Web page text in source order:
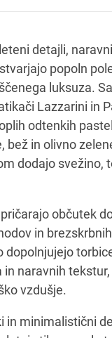
Navodila za pot
detajli,
popoln
luksuza.
Lazzarini in
odtenkih
bež in olivno
dodajo svežino,
občutek
in
dopolnjujejo
in naravnih
vzdušje.
in minimalistični